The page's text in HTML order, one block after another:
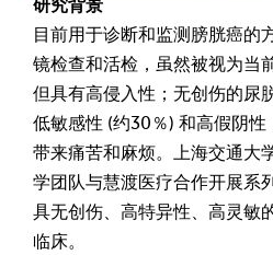
研究背景
目前用于诊断和监测膀胱癌的
镜检查和活检，虽然被视为当
但具有高侵入性；无创伤的尿
低敏感性 (约30％) 和高假阴
带来痛苦和麻烦。上海交通大
学团队与慧渡医疗合作开展系
具无创伤、高特异性、高灵敏
临床。